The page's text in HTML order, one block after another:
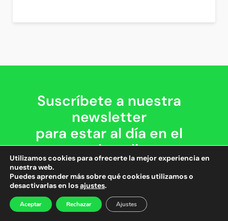
Suscríbete a nuestra
newsletter
para estar al día en el
mundo online
He leído y acepto laPolítica de Privacidad.
Utilizamos cookies para ofrecerte la mejor experiencia en
nuestra web.
Puedes aprender más sobre qué cookies utilizamos o
desactivarlas en losajustes.
Aceptar Rechazar Ajustes